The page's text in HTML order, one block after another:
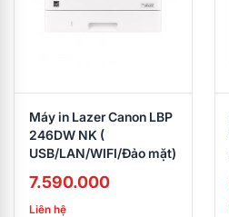
Máy in Lazer Canon LBP
246DW NK (
USB/LAN/WIFI/Đảo mặt)
7.590.000
Liên hệ